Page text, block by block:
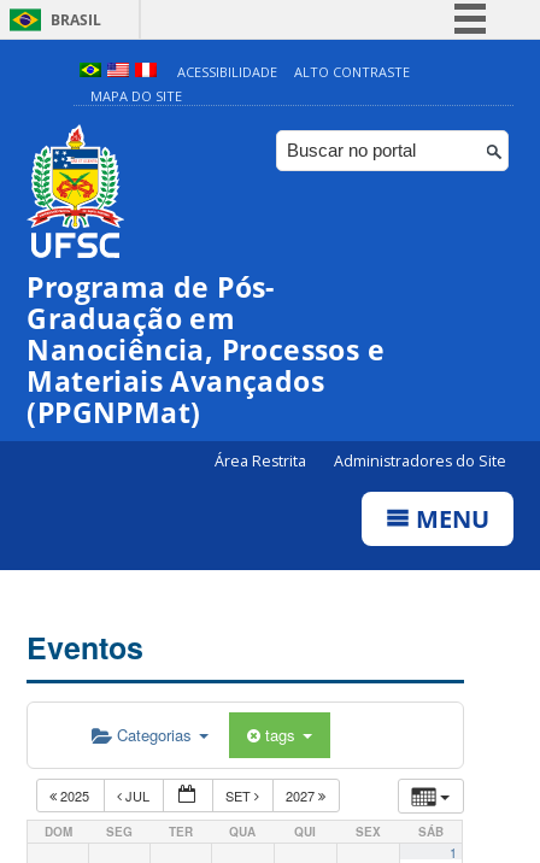
BRASIL
Simplifique!
Comunica BR
Participe
ACESSIBILIDADE
ALTO CONTRASTE
MAPA DO SITE
Programa de Pós-
Graduação em
Nanociência, Processos e
Materiais Avançados
(PPGNPMat)
Área Restrita Administradores do Site
MENU
Eventos
Categorias tags
2025 JUL SET 2027
DOM SEG TER QUA QUI SEX SÁB
1